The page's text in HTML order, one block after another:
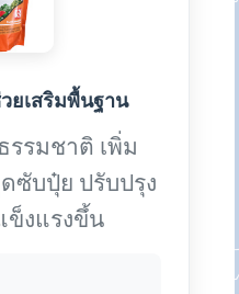
ยเสริมพื้นฐาน
รมชาติ เพิ่ม
ซับปุ๋ย ปรับปรุง
งแรงขึ้น